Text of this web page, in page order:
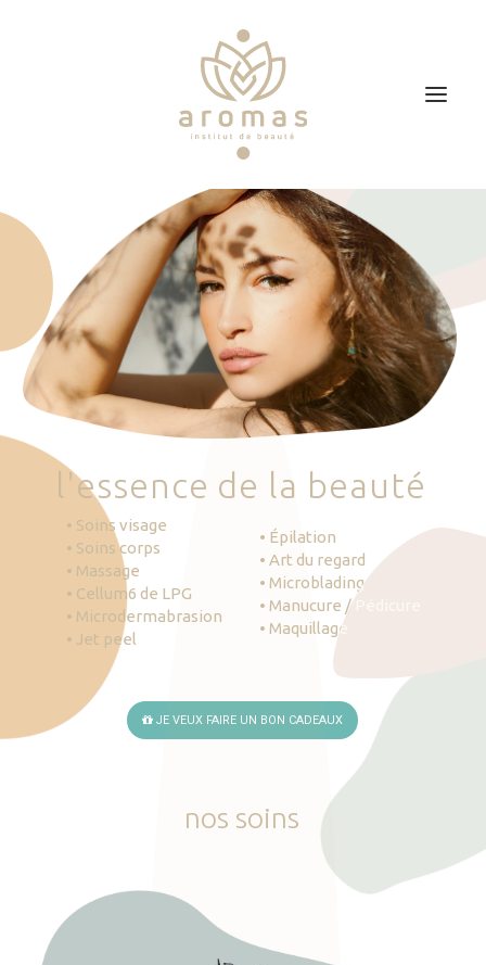
Soins
Je veux faire un bon cadeau
Plan d’accès
Prendre RDV
'essence de la beauté
• Soins visage
• Soins corps
• Massage
• Cellum6 de LPG
• Microdermabrasion
• Jet peel
• Épilation
• Art du regard
• Microblading
• Manucure / Pédicure
• Maquillage
JE VEUX FAIRE UN BON CADEAUX
nos soins